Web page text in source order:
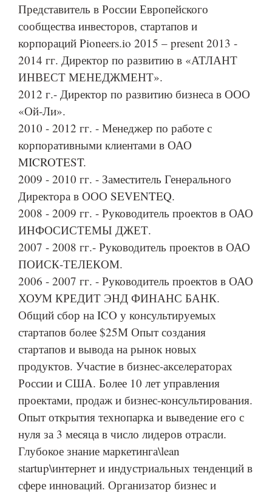
Представитель в России Европейского
сообщества инвесторов, стартапов и
корпораций Pioneers.io 2015 – present 2013 -
2014 гг. Директор по развитию в «АТЛАНТ
ИНВЕСТ МЕНЕДЖМЕНТ».
2012 г.- Директор по развитию бизнеса в ООО
«Ой-Ли».
2010 - 2012 гг. - Менеджер по работе с
корпоративными клиентами в ОАО
MICROTEST.
2009 - 2010 гг. - Заместитель Генерального
Директора в ООО SEVENTEQ.
2008 - 2009 гг. - Руководитель проектов в ОАО
ИНФОСИСТЕМЫ ДЖЕТ.
2007 - 2008 гг.- Руководитель проектов в ОАО
ПОИСК-ТЕЛЕКОМ.
2006 - 2007 гг. - Руководитель проектов в ОАО
ХОУМ КРЕДИТ ЭНД ФИНАНС БАНК.
Общий сбор на ICO у консультируемых
стартапов более $25М Опыт создания
стартапов и вывода на рынок новых
продуктов. Участие в бизнес-акселераторах
России и США. Более 10 лет управления
проектами, продаж и бизнес-консультирования.
Опыт открытия технопарка и выведение его с
нуля за 3 месяца в число лидеров отрасли.
Глубокое знание маркетинга\lean
startup\интернет и индустриальных тенденций в
сфере инноваций. Организатор бизнес и